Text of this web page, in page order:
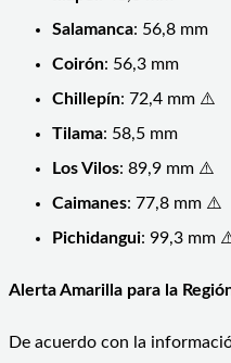
Salamanca: 56,8 mm
Coirón: 56,3 mm
Chillepín: 72,4 mm ⚠️
Tilama: 58,5 mm
Los Vilos: 89,9 mm ⚠️
Caimanes: 77,8 mm ⚠️
Pichidangui: 99,3 mm
Alerta Amarilla para la
De acuerdo con la